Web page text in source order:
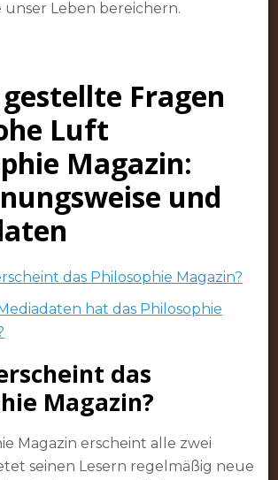
unser Leben bereichern.
Fragen
Luft
Magazin:
und
das Philosophie Magazin?
hat das Philosophie
das
Magazin?
Magazin erscheint alle zwei
seinen Lesern regelmäßig neue